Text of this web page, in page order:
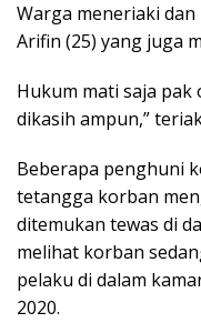
Warga meneriaki
Arifin (25) yang juga
Hukum mati saja
dikasih ampun,”
Beberapa penghuni
tetangga korban
ditemukan tewas di
melihat korban
pelaku di dalam
2020.